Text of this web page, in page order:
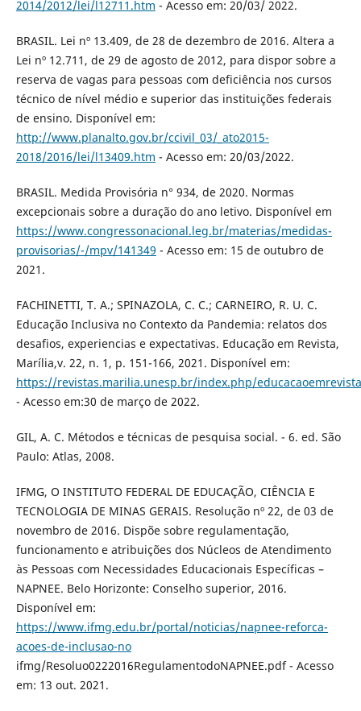
2014/2012/lei/l12711.htm - Acesso em: 20/03/ 2022.
BRASIL. Lei nº 13.409, de 28 de dezembro de 2016. Altera a
Lei nº 12.711, de 29 de agosto de 2012, para dispor sobre a
reserva de vagas para pessoas com deficiência nos cursos
técnico de nível médio e superior das instituições federais
de ensino. Disponível em:
http://www.planalto.gov.br/ccivil_03/_ato2015-
2018/2016/lei/l13409.htm - Acesso em: 20/03/2022.
BRASIL. Medida Provisória n° 934, de 2020. Normas
excepcionais sobre a duração do ano letivo. Disponível em
https://www.congressonacional.leg.br/materias/medidas-
provisorias/-/mpv/141349 - Acesso em: 15 de outubro de
2021.
FACHINETTI, T. A.; SPINAZOLA, C. C.; CARNEIRO, R. U. C.
Educação Inclusiva no Contexto da Pandemia: relatos dos
desafios, experiencias e expectativas. Educação em Revista,
Marília,v. 22, n. 1, p. 151-166, 2021. Disponível em:
https://revistas.marilia.unesp.br/index.php/
- Acesso em:30 de março de 2022.
GIL, A. C. Métodos e técnicas de pesquisa social. - 6. ed. São
Paulo: Atlas, 2008.
IFMG, O INSTITUTO FEDERAL DE EDUCAÇÃO, CIÊNCIA E
TECNOLOGIA DE MINAS GERAIS. Resolução nº 22, de 03 de
novembro de 2016. Dispõe sobre regulamentação,
funcionamento e atribuições dos Núcleos de Atendimento
às Pessoas com Necessidades Educacionais Específicas –
NAPNEE. Belo Horizonte: Conselho superior, 2016.
Disponível em:
https://www.ifmg.edu.br/portal/noticias/napnee-reforca-
acoes-de-inclusao-no
ifmg/Resoluo0222016RegulamentodoNAPNEE.pdf - Acesso
em: 13 out. 2021.